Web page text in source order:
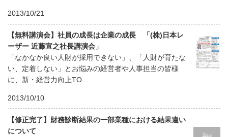
2013/10/21
【無料講演会】社員の成長は企業の成長 「(株)日本レ
ーザー 近藤宣之社長講演会」
「なかなか良い人財が採用できない」、「人財が育たな
い、定着しない」とお悩みの経営者や人事担当の皆様
に、新・経営力向上TO...
2013/10/10
【修正完了】財務診断結果の一部業種における結果違い
について